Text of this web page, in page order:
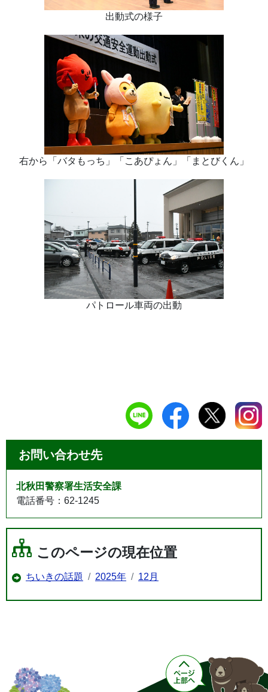
出動式の様子
右から「バタもっち」「こあぴょん」「まとびくん」
パトロール車両の出動
お問い合わせ先
北秋田警察署生活安全課
電話番号：62-1245
このページの現在位置
ちいきの話題 2025年 12月